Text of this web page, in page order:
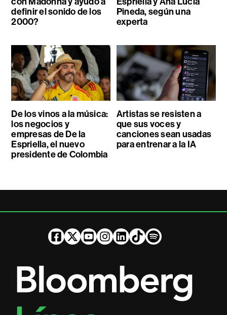
definir el sonido de los
2000?
Pineda, según una
experta
De los vinos a la música:
los negocios y
empresas de De la
Espriella, el nuevo
presidente de Colombia
Artistas se resisten a
que sus voces y
canciones sean usadas
para entrenar a la IA